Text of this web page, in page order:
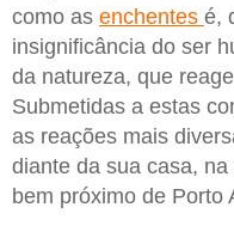
como as enchentes é,
insignificância do ser
da natureza, que
Submetidas a estas
as reações mais
diante da sua casa,
bem próximo de Porto